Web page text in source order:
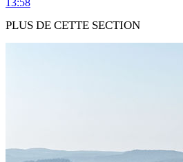
13:58
PLUS DE CETTE SECTION